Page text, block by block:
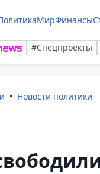
МирФинансы
#Спецпроекты
Новости политики